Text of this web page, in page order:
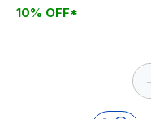
10% OFF*